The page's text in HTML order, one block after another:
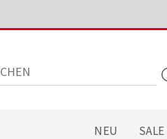
NEU SALE